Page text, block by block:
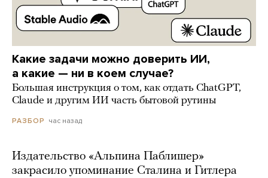
Какие задачи можно доверить ИИ,
а какие — ни в коем случае?
Большая инструкция о том, как отдать ChatGPT,
Claude и другим ИИ часть бытовой рутины
РАЗБОР час назад
Издательство «Альпина Паблишер»
закрасило упоминание Сталина и Гитлера